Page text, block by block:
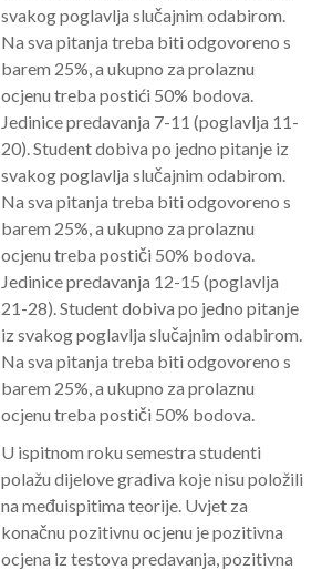
svakog poglavlja slučajnim odabirom.
Na sva pitanja treba biti odgovoreno s
barem 25%, a ukupno za prolaznu
ocjenu treba postići 50% bodova.
Jedinice predavanja 7-11 (poglavlja 11-
20). Student dobiva po jedno pitanje iz
svakog poglavlja slučajnim odabirom.
Na sva pitanja treba biti odgovoreno s
barem 25%, a ukupno za prolaznu
ocjenu treba postiči 50% bodova.
Jedinice predavanja 12-15 (poglavlja
21-28). Student dobiva po jedno pitanje
iz svakog poglavlja slučajnim odabirom.
Na sva pitanja treba biti odgovoreno s
barem 25%, a ukupno za prolaznu
ocjenu treba postiči 50% bodova.
U ispitnom roku semestra studenti
polažu dijelove gradiva koje nisu položili
na međuispitima teorije. Uvjet za
konačnu pozitivnu ocjenu je pozitivna
ocjena iz testova predavanja, pozitivna